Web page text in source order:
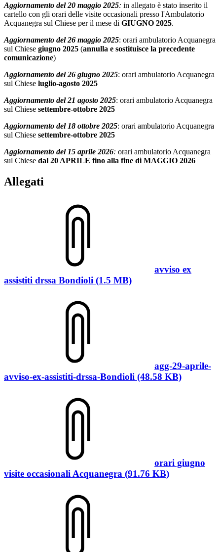
Aggiornamento del 20 maggio 2025: in allegato è stato inserito il
cartello con gli orari delle visite occasionali presso l'Ambulatorio
Acquanegra sul Chiese per il mese di GIUGNO 2025.
Aggiornamento del 26 maggio 2025: orari ambulatorio Acquanegra
sul Chiese giugno 2025 (annulla e sostituisce la precedente
comunicazione)
Aggiornamento del 26 giugno 2025: orari ambulatorio Acquanegra
sul Chiese luglio-agosto 2025
Aggiornamento del 21 agosto 2025: orari ambulatorio Acquanegra
sul Chiese settembre-ottobre 2025
Aggiornamento del 18 ottobre 2025: orari ambulatorio Acquanegra
sul Chiese settembre-ottobre 2025
Aggiornamento del 15 aprile 2026: orari ambulatorio Acquanegra
sul Chiese dal 20 APRILE fino alla fine di MAGGIO 2026
Allegati
avviso ex
assistiti drssa Bondioli (1.5 MB)
agg-29-aprile-
avviso-ex-assistiti-drssa-Bondioli (48.58 KB)
orari giugno
visite occasionali Acquanegra (91.76 KB)